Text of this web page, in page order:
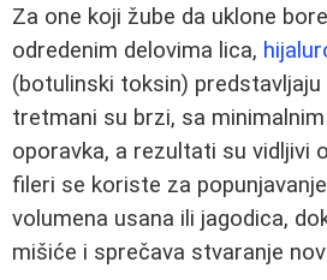
Za one koji žube da uklone
odredenim delovima lica,
(botulinski toksin) predstavljaju
tretmani su brzi, sa
oporavka, a rezultati su vidljivi
fileri se koriste za
volumena usana ili jagodica,
mišiće i sprečava stvaranje